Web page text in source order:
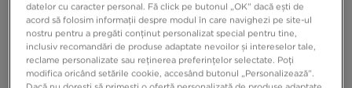
datelor cu caracter personal. Fă click pe butonul „OK” dacă ești de
acord să folosim informații despre modul în care navighezi pe site-ul
nostru pentru a pregăti conținut personalizat special pentru tine,
inclusiv recomandări de produse adaptate nevoilor și intereselor tale,
reclame personalizate sau reținerea preferințelor selectate. Poți
modifica oricând setările cookie, accesând butonul „Personalizează”.